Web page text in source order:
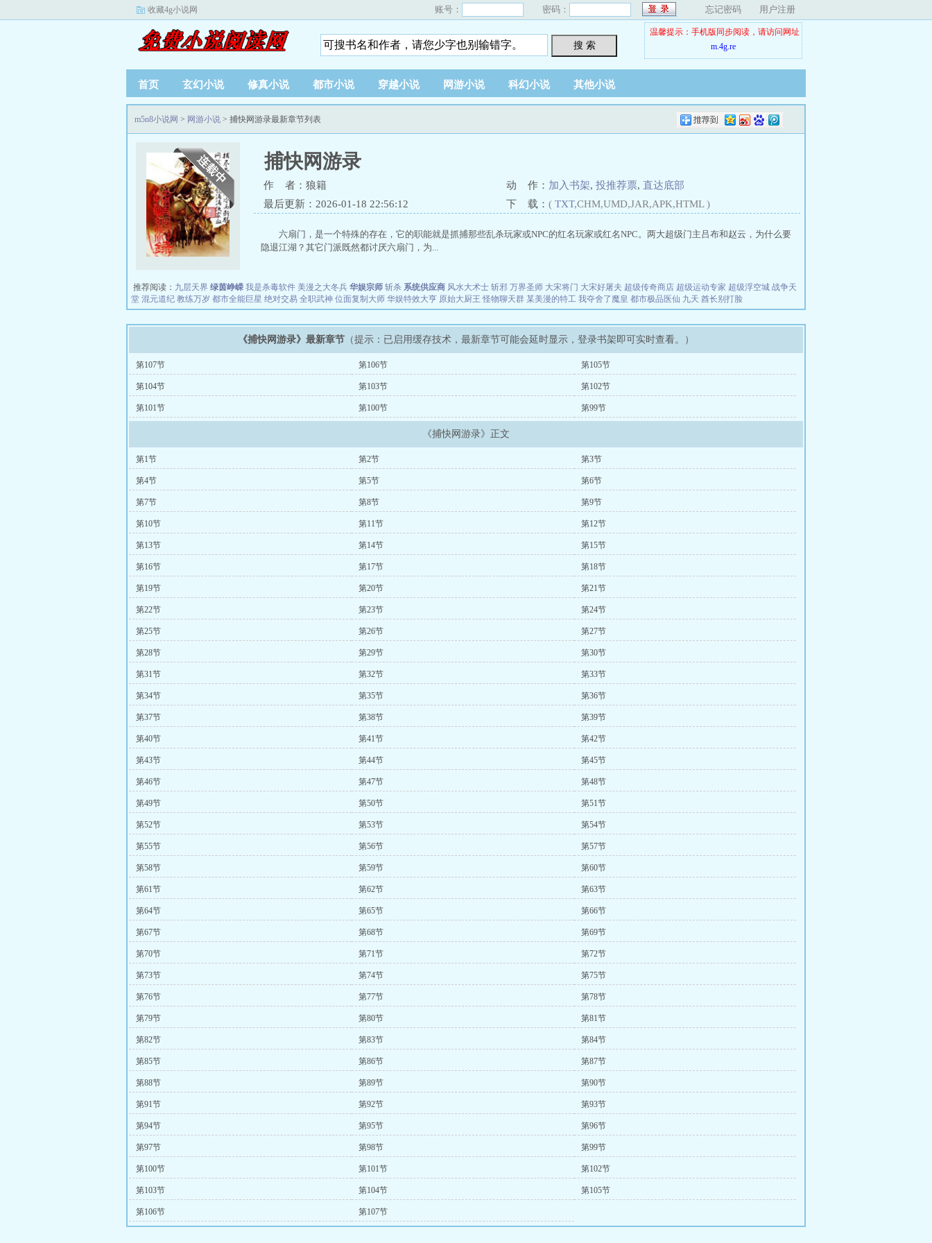
收藏4g小说网 账号： 密码： 忘记密码 用户注册
搜 索
温馨提示：手机版同步阅读，请访问网址
m.4g.re
首页 玄幻小说 修真小说 都市小说 穿越小说 网游小说 科幻小说 其他小说
m5n8小说网 > 网游小说 > 捕快网游录最新章节列表
捕快网游录
作 者：狼籍 动 作： 加入书架, 投推荐票, 直达底部
最后更新：2026-01-18 22:56:12
下 载： ( TXT,CHM,UMD,JAR,APK,HTML )
六扇门，是一个特殊的存在，它的职能就是抓捕那些乱杀玩家或NPC的红名玩家或红名NPC。两大超级门主吕布和赵云，为什么要
隐退江湖？其它门派既然都讨厌六扇门，为...
推荐阅读： 九层天界 绿茵峥嵘 我是杀毒软件 美漫之大冬兵 华娱宗师 斩杀 系统供应商 风水大术士 斩邪 万界圣师 大宋将门 大宋好屠夫 超级传奇商店 超级运动专家 超级浮空城 战争天
堂 混元道纪 教练万岁 都市全能巨星 绝对交易 全职武神 位面复制大师 华娱特效大亨 原始大厨王 怪物聊天群 某美漫的特工 我夺舍了魔皇 都市极品医仙 九天 酋长别打脸
《捕快网游录》最新章节 （提示：已启用缓存技术，最新章节可能会延时显示，登录书架即可实时查看。）
第107节 第106节 第105节
第104节 第103节 第102节
第101节 第100节 第99节
《捕快网游录》正文
第1节 第2节 第3节
第4节 第5节 第6节
第7节 第8节 第9节
第10节 第11节 第12节
第13节 第14节 第15节
第16节 第17节 第18节
第19节 第20节 第21节
第22节 第23节 第24节
第25节 第26节 第27节
第28节 第29节 第30节
第31节 第32节 第33节
第34节 第35节 第36节
第37节 第38节 第39节
第40节 第41节 第42节
第43节 第44节 第45节
第46节 第47节 第48节
第49节 第50节 第51节
第52节 第53节 第54节
第55节 第56节 第57节
第58节 第59节 第60节
第61节 第62节 第63节
第64节 第65节 第66节
第67节 第68节 第69节
第70节 第71节 第72节
第73节 第74节 第75节
第76节 第77节 第78节
第79节 第80节 第81节
第82节 第83节 第84节
第85节 第86节 第87节
第88节 第89节 第90节
第91节 第92节 第93节
第94节 第95节 第96节
第97节 第98节 第99节
第100节 第101节 第102节
第103节 第104节 第105节
第106节 第107节